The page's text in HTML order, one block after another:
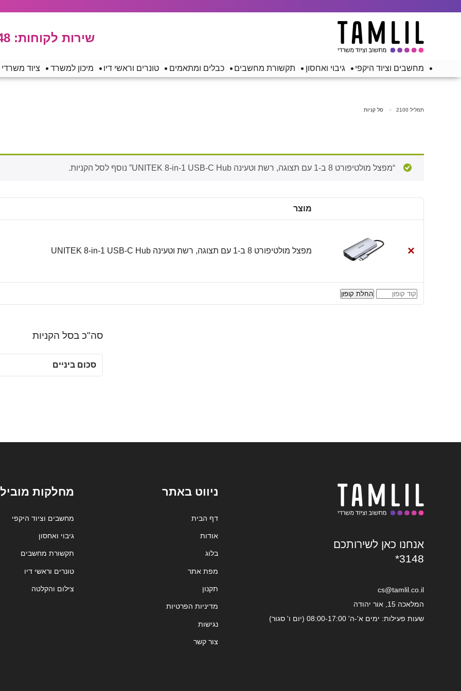
שירות לקוחות:
מחשבים וציוד היקפי גיבוי ואחסון תקשורת מחשבים כבלים ומתאמים טונרים וראשי דיו מיכון למשרד ציוד משרדי
תמליל 2100 סל קניות
“מפצל מולטיפורט 8 ב-1 עם תצוגה, רשת וטעינה UNITEK 8-in-1 USB-C Hub” נוסף לסל הקניות.
מוצר
× מפצל מולטיפורט 8 ב-1 עם תצוגה, רשת וטעינה UNITEK 8-in-1 USB-C Hub
קופון: החלת קופון
סה"כ בסל הקניות
סכום ביניים
אנחנו כאן לשירותכם
*3148
cs@tamlil.co.il
המלאכה 15, אור יהודה
שעות פעילות: ימים א'-ה' 08:00-17:00 (יום ו' סגור)
ניווט באתר
דף הבית
אודות
בלוג
מפת אתר
תקנון
מדיניות הפרטיות
נגישות
צור קשר
מחלקות
מחשבים וציוד היקפי
גיבוי ואחסון
תקשורת מחשבים
טונרים וראשי דיו
צילום והקלטה